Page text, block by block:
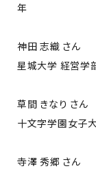
年
神田 志織 さん
星城大学 経営学
草間 きなり さん
十文字学園女子
寺澤 秀郷 さん